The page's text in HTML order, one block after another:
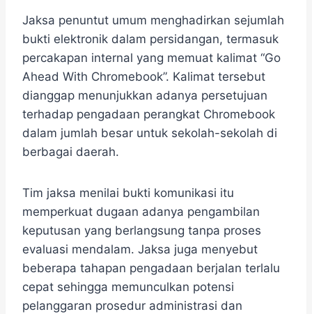
Jaksa penuntut umum menghadirkan sejumlah
bukti elektronik dalam persidangan, termasuk
percakapan internal yang memuat kalimat “Go
Ahead With Chromebook”. Kalimat tersebut
dianggap menunjukkan adanya persetujuan
terhadap pengadaan perangkat Chromebook
dalam jumlah besar untuk sekolah-sekolah di
berbagai daerah.
Tim jaksa menilai bukti komunikasi itu
memperkuat dugaan adanya pengambilan
keputusan yang berlangsung tanpa proses
evaluasi mendalam. Jaksa juga menyebut
beberapa tahapan pengadaan berjalan terlalu
cepat sehingga memunculkan potensi
pelanggaran prosedur administrasi dan